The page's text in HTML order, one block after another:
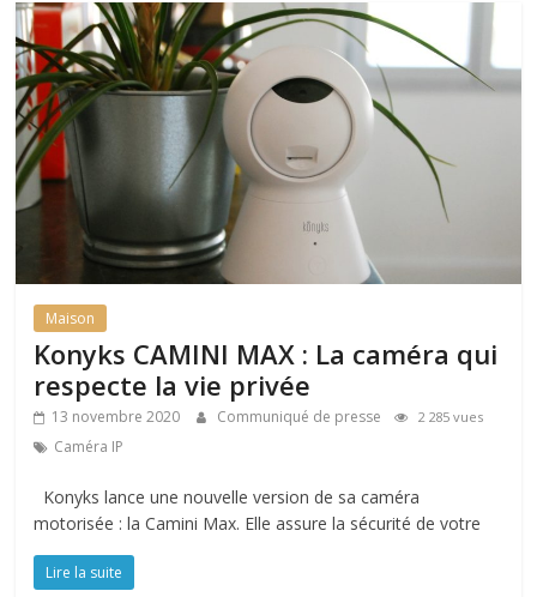
Maison
Konyks CAMINI MAX : La caméra qui
respecte la vie privée
13 novembre 2020 Communiqué de presse 2 285 vues
Caméra IP
Konyks lance une nouvelle version de sa caméra
motorisée : la Camini Max. Elle assure la sécurité de votre
Lire la suite